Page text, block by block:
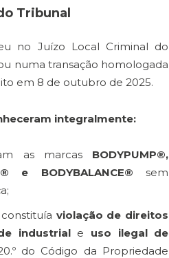
Tribunal
no Juízo Local Criminal do
numa transação homologada
em 8 de outubro de 2025.
integralmente:
as marcas BODYPUMP®,
e BODYBALANCE® sem
violação de direitos
industriale uso ilegal de
do Código da Propriedade